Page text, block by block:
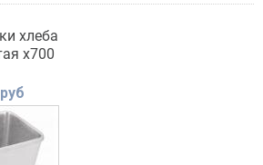
хлеба
х700